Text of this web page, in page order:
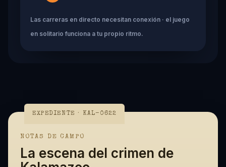
Las carreras en directo necesitan conexión · el juego
en solitario funciona a tu propio ritmo.
EXPEDIENTE · KAL-0622
NOTAS DE CAMPO
La escena del crimen de